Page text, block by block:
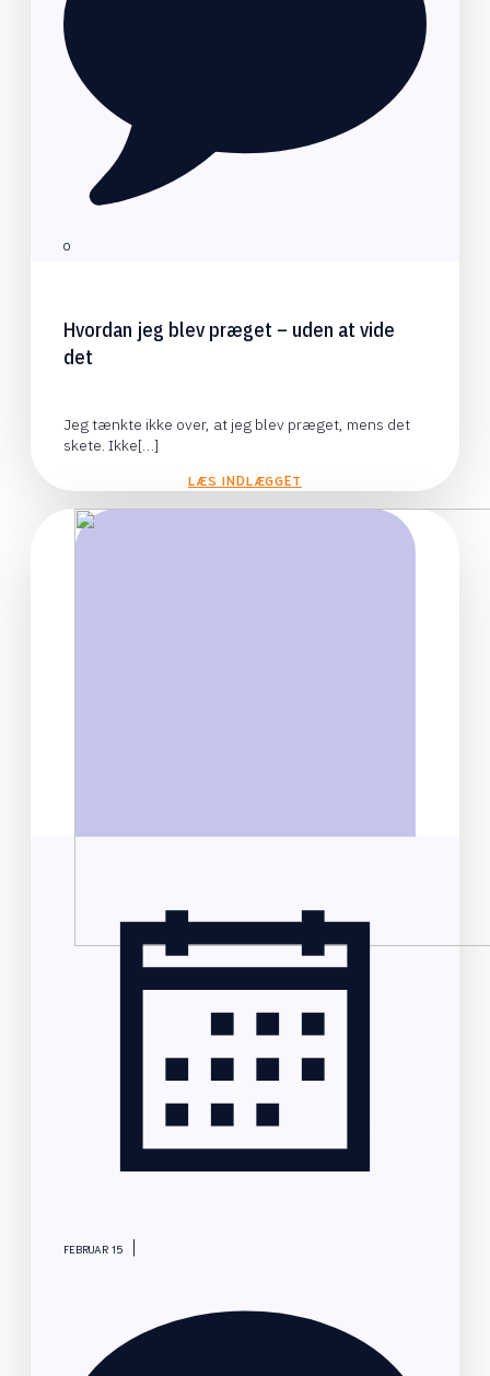
0
Hvordan jeg blev præget – uden at vide
det
Jeg tænkte ikke over, at jeg blev præget, mens det
skete. Ikke[…]
LÆS INDLÆGGET
FEBRUAR 15 |